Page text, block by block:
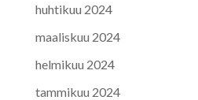
huhtikuu 2024
maaliskuu 2024
helmikuu 2024
tammikuu 2024